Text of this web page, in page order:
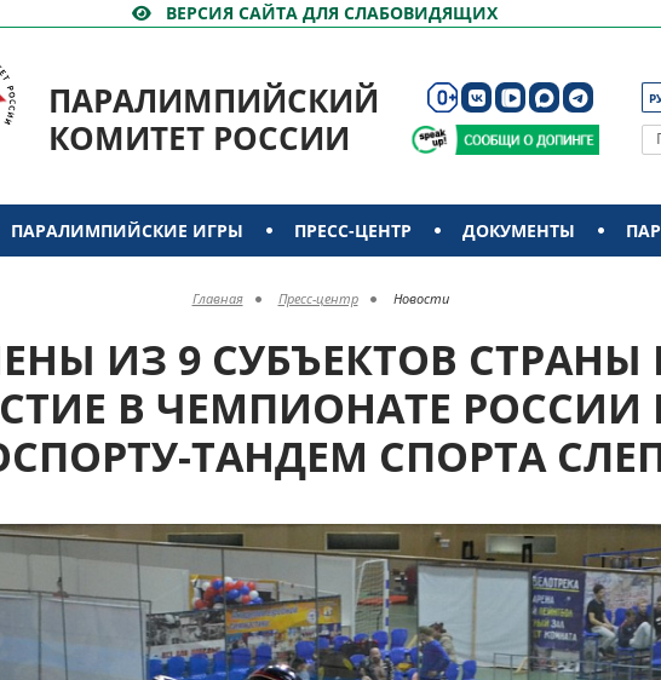
ВЕРСИЯ САЙТА ДЛЯ СЛАБОВИДЯЩИХ
ПАРАЛИМПИЙСКИЙ
КОМИТЕТ РОССИИ
ПАРАЛИМПИЙСКИЕ ИГРЫ ПРЕСС-ЦЕНТР ДОКУМЕНТЫ
Главная Пресс-центр Новости
ИЗ 9 СУБЪЕКТОВ
В ЧЕМПИОНАТЕ РОССИИ
ТАНДЕМ СПОРТА